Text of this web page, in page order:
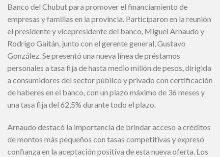
Banco del Chubut para promover el financiamiento de
empresas y familias en la provincia. Participaron en la reunión
el presidente y vicepresidente del banco, Miguel Arnaudo y
Rodrigo Gaitán, junto con el gerente general, Gustavo
González. Se presentó una nueva línea de préstamos
personales a tasa fija de hasta medio millón de pesos, dirigida
a consumidores del sector público y privado con certificación
de haberes en el banco, con un plazo máximo de 36 meses y
una tasa fija del 62,5% durante todo el plazo.
Arnaudo destacó la importancia de brindar acceso a créditos
de montos más pequeños con tasas competitivas y expresó
confianza en la aceptación positiva de esta nueva oferta. Los